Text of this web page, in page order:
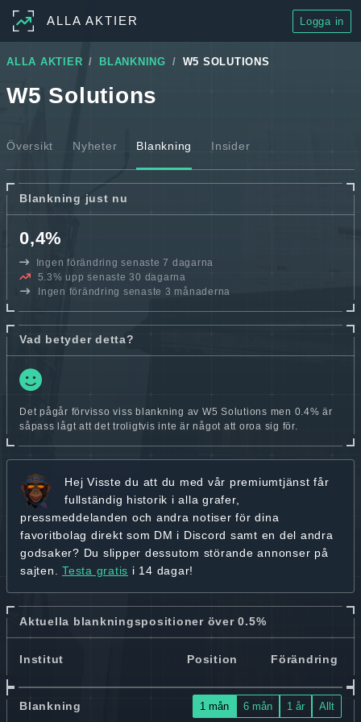
ALLA AKTIER Logga in
ALLA AKTIER BLANKNING W5 SOLUTIONS
W5 Solutions
Översikt Nyheter Blankning Insider
Blankning just nu
0,4%
Ingen förändring senaste 7 dagarna
5.3% upp senaste 30 dagarna
Ingen förändring senaste 3 månaderna
Vad betyder detta?
Det pågår förvisso viss blankning av W5 Solutions men 0.4% är
såpass lågt att det troligtvis inte är något att oroa sig för.
Hej Visste du att du med vår premiumtjänst får
fullständig historik i alla grafer,
pressmeddelanden och andra notiser för dina
favoritbolag direkt som DM i Discord samt en del andra
godsaker? Du slipper dessutom störande annonser på
sajten. Testa gratis i 14 dagar!
Aktuella blankningspositioner över 0.5%
Institut Position Förändring
Blankning 1 mån 6 mån 1 år Allt